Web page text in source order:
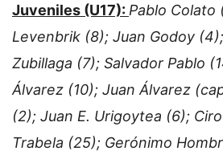
Juveniles (U17): Pablo Colato
Levenbrik (8); Juan Godoy
Zubillaga (7); Salvador Pablo
Álvarez (10); Juan Álvarez
(2); Juan E. Urigoytea (6);
Trabela (25); Gerónimo